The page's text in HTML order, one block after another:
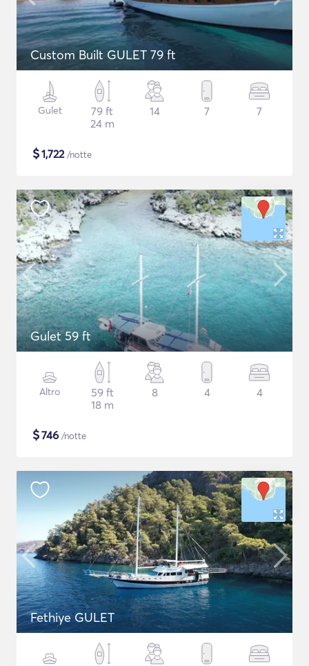
Custom Built GULET 79 ft
Gulet
79 ft
24 m
14 7 7
$1,722/notte
Gulet 59 ft
Altro
59 ft
18 m
8 4 4
$746 /notte
Fethiye GULET